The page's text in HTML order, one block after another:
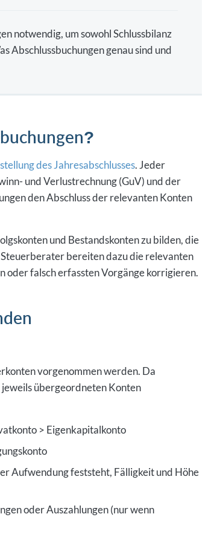
notwendig, um sowohl Schlussbilanz
Abschlussbuchungen genau sind und
des Jahresabschlusses. Jeder
und Verlustrechnung (GuV) und der
den Abschluss der relevanten Konten
und Bestandskonten zu bilden, die
bereiten dazu die relevanten
oder falsch erfassten Vorgänge korrigieren.
vorgenommen werden. Da
übergeordneten Konten
> Eigenkapitalkonto
Aufwendung feststeht, Fälligkeit und Höhe
oder Auszahlungen (nur wenn